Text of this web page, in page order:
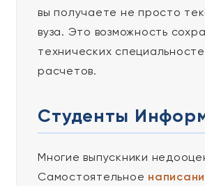
вы получаете не просто
вуза. Это возможность
технических
расчетов.
Студенты
Многие выпускники
Самостоятельное